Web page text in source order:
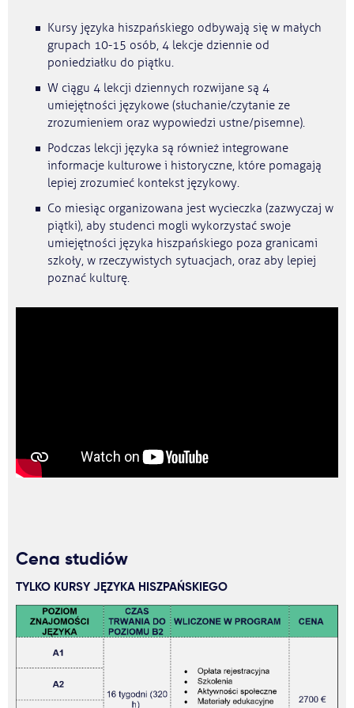
Kursy języka hiszpańskiego odbywają się w małych
grupach 10-15 osób, 4 lekcje dziennie od
poniedziałku do piątku.
W ciągu 4 lekcji dziennych rozwijane są 4
umiejętności językowe (słuchanie/czytanie ze
zrozumieniem oraz wypowiedzi ustne/pisemne).
Podczas lekcji języka są również integrowane
informacje kulturowe i historyczne, które pomagają
lepiej zrozumieć kontekst językowy.
Co miesiąc organizowana jest wycieczka (zazwyczaj w
piątki), aby studenci mogli wykorzystać swoje
umiejętności języka hiszpańskiego poza granicami
szkoły, w rzeczywistych sytuacjach, oraz aby lepiej
poznać kulturę.
Cena studiów
TYLKO KURSY JĘZYKA HISZPAŃSKIEGO